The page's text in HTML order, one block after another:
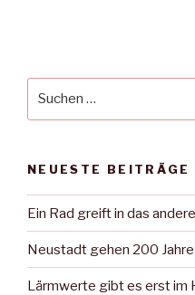
NEUESTE BEITRÄGE
Ein Rad greift in das andere
Neustadt gehen 200
Lärmwerte gibt es erst im